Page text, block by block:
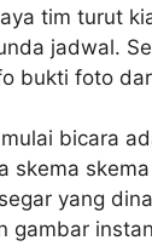
tim turut
jadwal.
bukti foto
bicara
skema
yang
gambar